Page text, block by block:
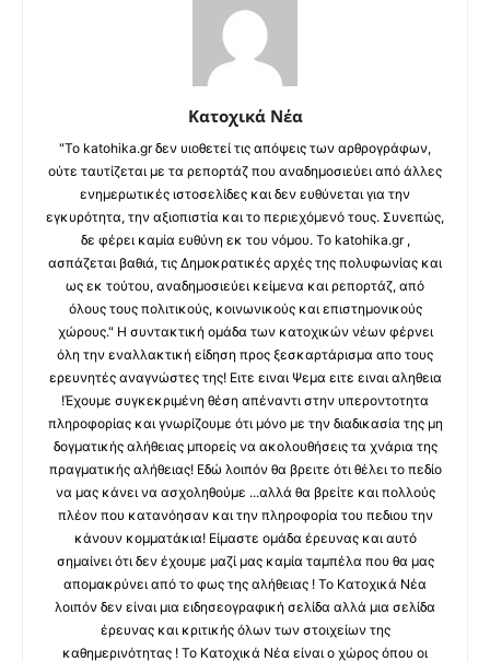
Κατοχικά Νέα
"Το katohika.gr δεν υιοθετεί τις απόψεις των αρθρογράφων,
ούτε ταυτίζεται με τα ρεπορτάζ που αναδημοσιεύει από άλλες
ενημερωτικές ιστοσελίδες και δεν ευθύνεται για την
εγκυρότητα, την αξιοπιστία και το περιεχόμενό τους. Συνεπώς,
δε φέρει καμία ευθύνη εκ του νόμου. Το katohika.gr ,
ασπάζεται βαθιά, τις Δημοκρατικές αρχές της πολυφωνίας και
ως εκ τούτου, αναδημοσιεύει κείμενα και ρεπορτάζ, από
όλους τους πολιτικούς, κοινωνικούς και επιστημονικούς
χώρους." Η συντακτική ομάδα των κατοχικών νέων φέρνει
όλη την εναλλακτική είδηση προς ξεσκαρτάρισμα απο τους
ερευνητές αναγνώστες της! Ειτε ειναι Ψεμα ειτε ειναι αληθεια
!Έχουμε συγκεκριμένη θέση απέναντι στην υπεροντοτητα
πληροφορίας και γνωρίζουμε ότι μόνο με την διαδικασία της μη
δογματικής αλήθειας μπορείς να ακολουθήσεις τα χνάρια της
πραγματικής αλήθειας! Εδώ λοιπόν θα βρειτε ότι θέλει το πεδίο
να μας κάνει να ασχοληθούμε ...αλλά θα βρείτε και πολλούς
πλέον που κατανόησαν και την πληροφορία του πεδιου την
κάνουν κομματάκια! Είμαστε ομάδα έρευνας και αυτό
σημαίνει ότι δεν έχουμε μαζί μας καμία ταμπέλα που θα μας
απομακρύνει από το φως της αλήθειας ! Το Κατοχικά Νέα
λοιπόν δεν είναι μια ειδησεογραφική σελίδα αλλά μια σελίδα
έρευνας και κριτικής όλων των στοιχείων της
καθημερινότητας ! Το Κατοχικά Νέα είναι ο χώρος όπου οι